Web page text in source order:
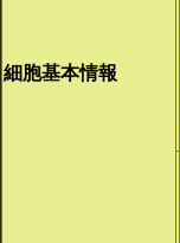
細胞基本情報